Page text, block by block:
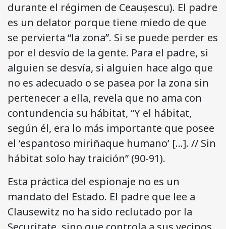
durante el régimen de Ceaușescu). El padre
es un delator porque tiene miedo de que
se pervierta “la zona”. Si se puede perder es
por el desvío de la gente. Para el padre, si
alguien se desvía, si alguien hace algo que
no es adecuado o se pasea por la zona sin
pertenecer a ella, revela que no ama con
contundencia su hábitat, “Y el hábitat,
según él, era lo más importante que posee
el ‘espantoso miriñaque humano’ […]. // Sin
hábitat solo hay traición” (90-91).
Esta práctica del espionaje no es un
mandato del Estado. El padre que lee a
Clausewitz no ha sido reclutado por la